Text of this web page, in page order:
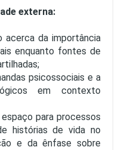
externa:
acerca da importância
enquanto fontes de
psicossociais e a
em contexto
para processos
histórias de vida no
e da ênfase sobre